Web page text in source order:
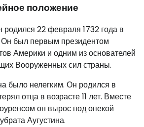
положение
22 февраля 1732 года в
Он был первым президентом
Америки и одним из основателей
Вооруженных сил страны.
было нелегким. Он родился в
отца в возрасте 11 лет. Вместе
он вырос под опекой
Аугустина.